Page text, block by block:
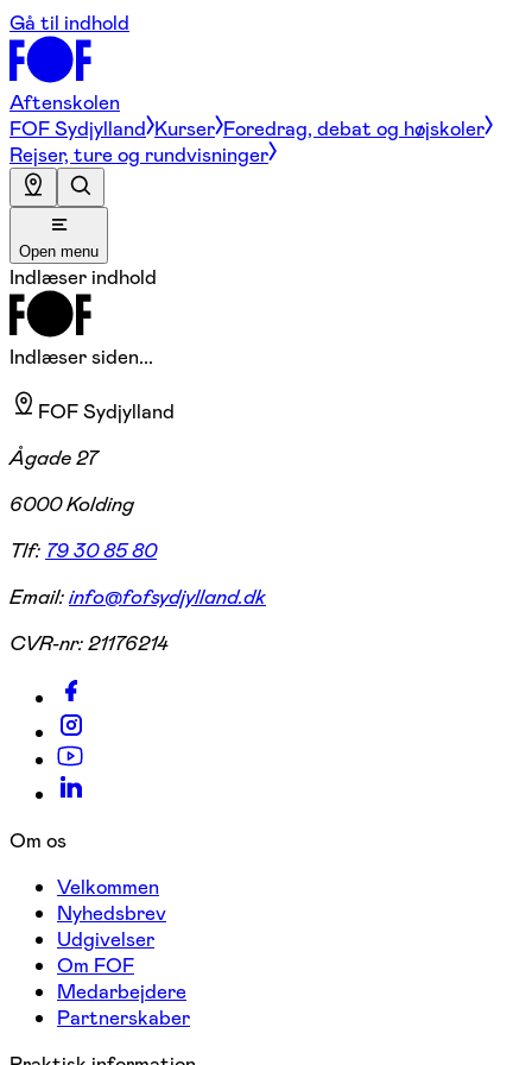
Gå til indhold
Aftenskolen
FOF Sydjylland Kurser Foredrag, debat og højskoler
Rejser, ture og rundvisninger
Open menu
Indlæser indhold
Indlæser siden...
FOF Sydjylland
Ågade 27
6000 Kolding
Tlf: 79 30 85 80
Email:info@fofsydjylland.dk
CVR-nr:21176214
Om os
Velkommen
Nyhedsbrev
Udgivelser
Om FOF
Medarbejdere
Partnerskaber